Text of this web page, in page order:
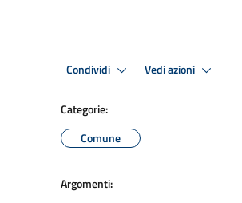
Condividi Vedi azioni
Categorie:
Comune
Argomenti: